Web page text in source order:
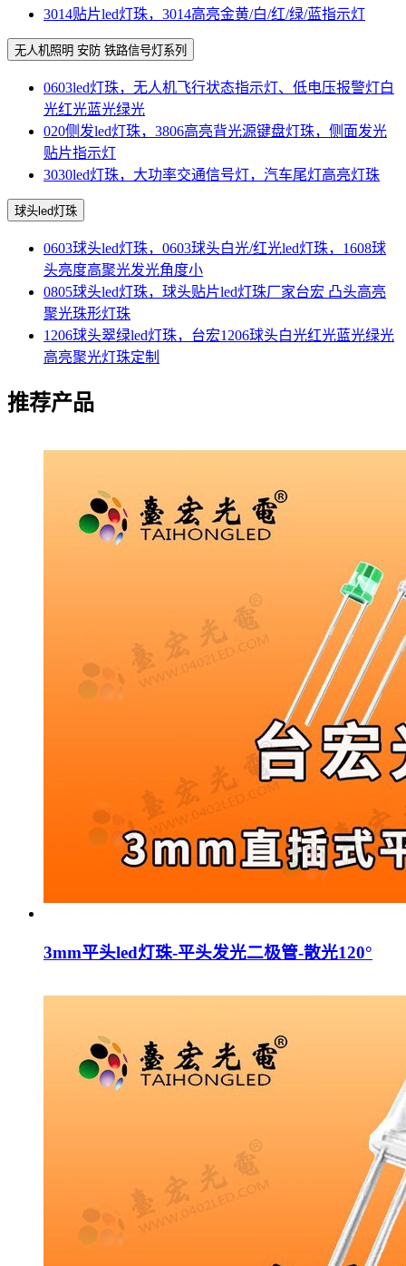
3014贴片led灯珠，3014高亮金黄/白/红/绿/蓝指示灯
无人机照明 安防 铁路信号灯系列
0603led灯珠，无人机飞行状态指示灯、低电压报警灯白
光红光蓝光绿光
020侧发led灯珠，3806高亮背光源键盘灯珠，侧面发光
贴片指示灯
3030led灯珠，大功率交通信号灯，汽车尾灯高亮灯珠
球头led灯珠
0603球头led灯珠，0603球头白光/红光led灯珠，1608球
头亮度高聚光发光角度小
0805球头led灯珠，球头贴片led灯珠厂家台宏 凸头高亮
聚光珠形灯珠
1206球头翠绿led灯珠，台宏1206球头白光红光蓝光绿光
高亮聚光灯珠定制
推荐产品
3mm平头led灯珠-平头发光二极管-散光120°